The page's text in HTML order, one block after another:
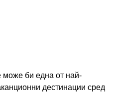
може би една от най-
дестинации сред